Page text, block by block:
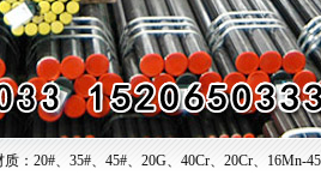
、35#、45#、20G、40Cr、20Cr、16Mn-